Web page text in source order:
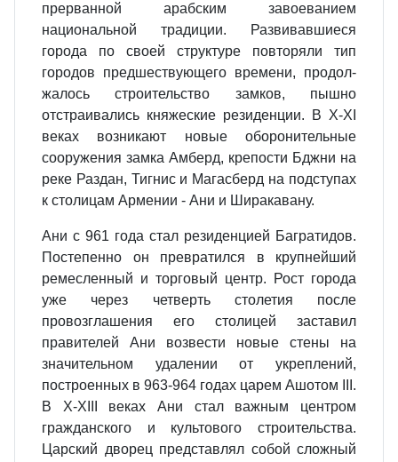
прерванной арабским завоеванием
национальной традиции. Развивавшиеся
города по своей структуре повторяли тип
городов предшествующего времени, продол­
жалось строительство замков, пыш­но
отстраивались княжеские резиденции. В X-XI
веках возникают новые оборонительные
сооружения замка Амберд, крепости Бджни на
реке Раздан, Тигнис и Магасберд на подступах
к столицам Армении - Ани и Ширакавану.
Ани с 961 года стал резиденцией Багратидов.
Постепенно он пре­вратился в крупнейший
ремеслен­ный и торговый центр. Рост города
уже через четверть столетия после
провозглашения его столицей заставил
правителей Ани возвести но­вые стены на
значительном удале­нии от укреплений,
построенных в 963-964 годах царем Ашотом III.
В X-XIII веках Ани стал важным центром
гражданского и культо­вого строительства.
Царский дво­рец представлял собой сложный